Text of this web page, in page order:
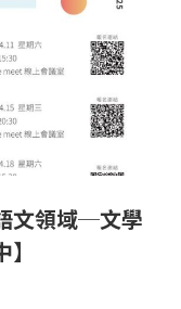
文領域─文學